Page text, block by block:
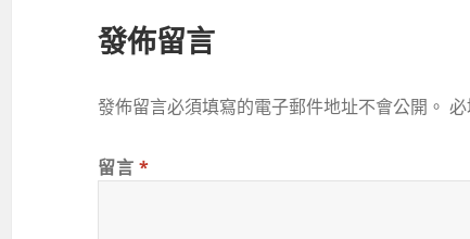
發佈留言
發佈留言必須填寫的電子郵件地址不會公開。
留言*